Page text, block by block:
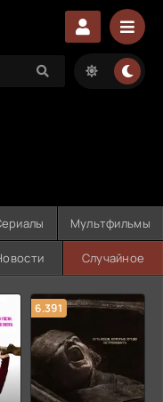
Мультфильмы
Случайное
6.391